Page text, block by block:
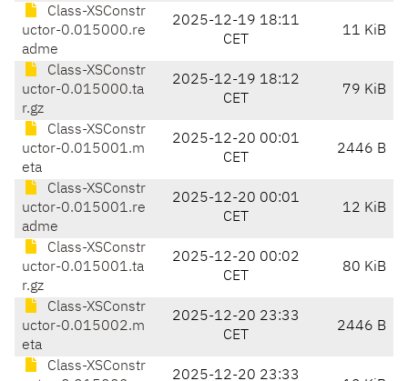
Class-XSConstr
uctor-0.015000.re
adme
2025-12-19 18:11
CET
11 KiB
Class-XSConstr
uctor-0.015000.ta
r.gz
2025-12-19 18:12
CET
79 KiB
Class-XSConstr
uctor-0.015001.m
eta
2025-12-20 00:01
CET
2446 B
Class-XSConstr
uctor-0.015001.re
adme
2025-12-20 00:01
CET
12 KiB
Class-XSConstr
uctor-0.015001.ta
r.gz
2025-12-20 00:02
CET
80 KiB
Class-XSConstr
uctor-0.015002.m
eta
2025-12-20 23:33
CET
2446 B
Class-XSConstr
2025-12-20 23:33